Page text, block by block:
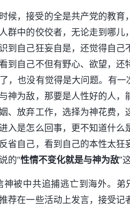
候，接受的全是共产党的教
群中的佼佼者，无论走到哪
到自己狂妄自是，还觉得自己
到自己不但有野心、欲望，
，也没有觉得是大问题。有一
神为敌，那要是人性好的人
、放弃工作，选择为神花费
入是怎么回事，更不知道什
省自己，看到自己的本性太狂
的“性情不变化就是与神为敌”
神被中共追捕逃亡到海外。
荐在一些活动上发言，接受